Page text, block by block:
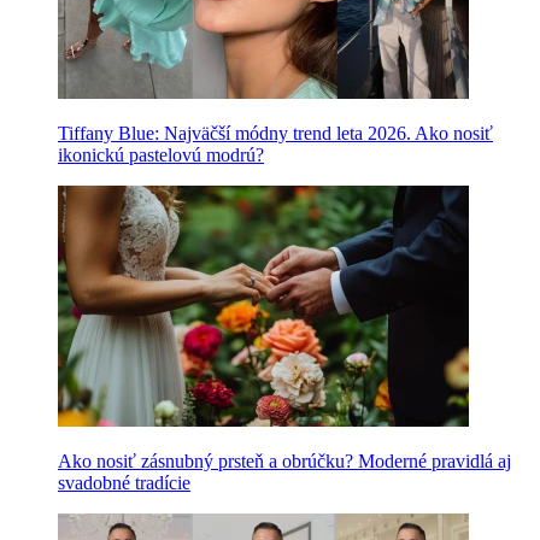
Tiffany Blue: Najväčší módny trend leta 2026. Ako nosiť
ikonickú pastelovú modrú?
Ako nosiť zásnubný prsteň a obrúčku? Moderné pravidlá aj
svadobné tradície